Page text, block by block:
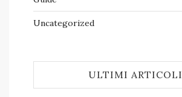
Uncategorized
ULTIMI ARTICOLI